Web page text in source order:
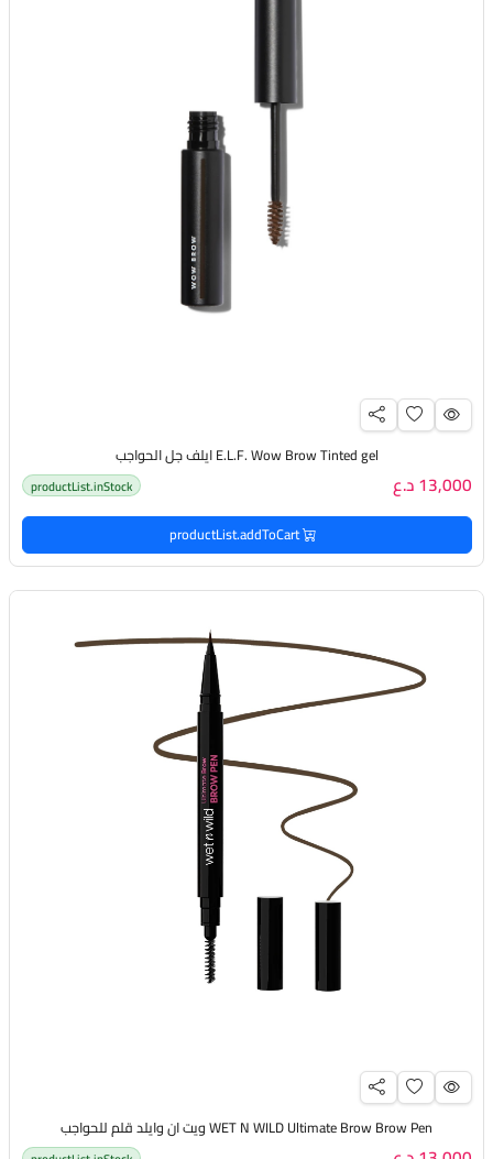
E.L.F. Wow Brow Tinted gel ايلف جل الحواجب
13,000 د.ع productList.inStock
productList.addToCart
WET N WILD Ultimate Brow Brow Pen ويت ان وايلد قلم للحواجب